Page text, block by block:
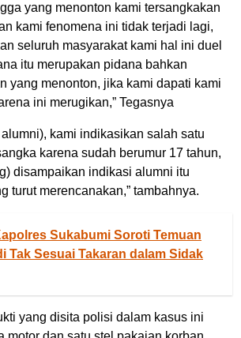
yang menonton kami tersangkakan
kami fenomena ini tidak terjadi lagi,
seluruh masyarakat kami hal ini duel
itu merupakan pidana bahkan
yang menonton, jika kami dapati kami
ini merugikan,” Tegasnya
kami indikasikan salah satu
karena sudah berumur 17 tahun,
disampaikan indikasi alumni itu
turut merencanakan,” tambahnya.
Sukabumi Soroti Temuan
Tak Sesuai Takaran dalam Sidak
yang disita polisi dalam kasus ini